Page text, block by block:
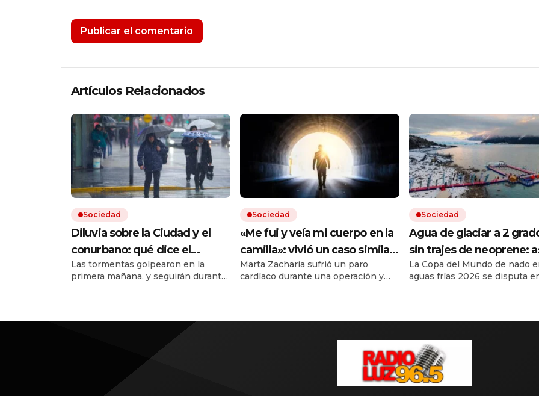
Artículos Relacionados
Sociedad
Diluvia sobre la Ciudad y el
conurbano: qué dice el
pronóstico para las próximas
horas
Las tormentas golpearon en la
primera mañana, y seguirán durante
Sociedad
«Me fui y veía mi cuerpo en la
camilla»: vivió un caso similar
al de Víctor Sueiro y la ciencia
tiene una explicación
Marta Zacharia sufrió un paro
cardíaco durante una operación y
médicos y luego una luz al final del
en 1990 experimentó una situación
neurocirujano vinculan el fenómeno
al comportamiento […]
Sociedad
Agua de glaciar a 2
sin trajes de neoprene:
el Mundial de Natación
Perito Moreno
La Copa del Mundo de nado
aguas frías 2026 se disputa
países. Instalaron una piscina
carrera insignia de 300
aguas abiertas es el domingo.